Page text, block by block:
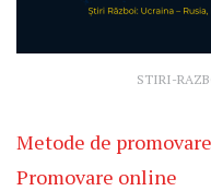
STIRI-
Metode de
Promovare online